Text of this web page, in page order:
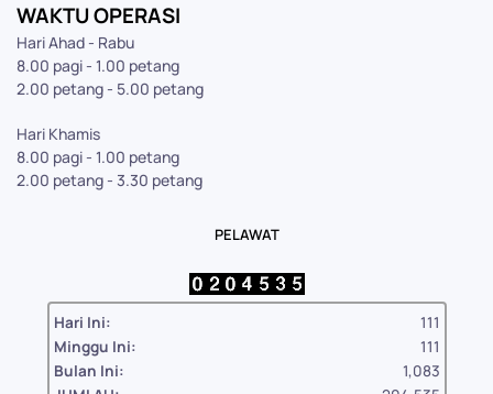
WAKTU OPERASI
Hari Ahad - Rabu
8.00 pagi - 1.00 petang
2.00 petang - 5.00 petang
Hari Khamis
8.00 pagi - 1.00 petang
2.00 petang - 3.30 petang
PELAWAT
Hari Ini:
111
Minggu Ini:
111
Bulan Ini:
1,083